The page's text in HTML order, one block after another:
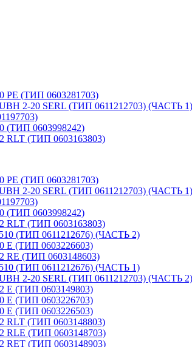
(ТИП 0603281703)
2-20 SERL (ТИП 0611212703) (ЧАСТЬ 1)
0603998242)
(ТИП 0603163803)
(ТИП 0603281703)
2-20 SERL (ТИП 0611212703) (ЧАСТЬ 1)
0603998242)
(ТИП 0603163803)
(ТИП 0611212676) (ЧАСТЬ 2)
(ТИП 0603226603)
(ТИП 0603148603)
(ТИП 0611212676) (ЧАСТЬ 1)
2-20 SERL (ТИП 0611212703) (ЧАСТЬ 2)
(ТИП 0603149803)
(ТИП 0603226703)
(ТИП 0603226503)
(ТИП 0603148803)
(ТИП 0603148703)
(ТИП 0603148903)